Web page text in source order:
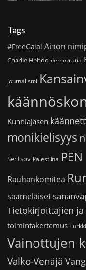
Tags
#FreeGalal Ainon
Charlie Hebdo demokratia
journalismi
Kunniajäsen
monikielisyys
Sentsov Palestiina
Rauhankomitea
saamelaiset
Tietokirjoittajien
toimintakertomus Turkki
Vainottujen
Valko-Venäjä